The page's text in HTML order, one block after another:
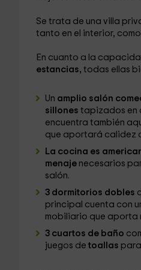
Se trata de una villa
tanto en el interior, como
En cuanto a la
estancias, todas ellas
Un amplio salón
sillones tapizados en
encuentra también
que aportará calidez
La cocina es
menaje necesarios
salón.
3 dormitorios dobles
principal cuenta con
mobiliario que aporta
3 cuartos de baño
juegos de toallas